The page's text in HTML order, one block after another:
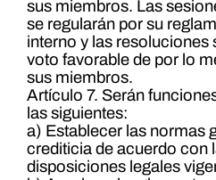
sus miembros. Las
se regularán por su
interno y las resoluciones
voto favorable de por lo
sus miembros.
Artículo 7. Serán
las siguientes:
a) Establecer las normas
crediticia de acuerdo con
disposiciones legales